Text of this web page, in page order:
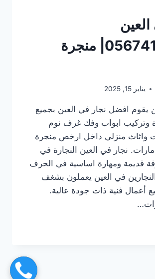
|0567414083| منجرة
يناير 15, 2025
يقوم افضل نجار في العين بجميع
وتركيب ابواب وفك غرف نوم
واثاث منزلي داخل ارخص منجرة
نجار في العين النجارة في
قديمة ومهارة اساسية في الحرف
النجارين في العين يعملون بشغف
أعمال فنية ذات جودة عالية.